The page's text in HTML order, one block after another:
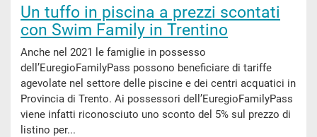
Un tuffo in piscina a prezzi scontati
con Swim Family in Trentino
Anche nel 2021 le famiglie in possesso
dell’EuregioFamilyPass possono beneficiare di tariffe
agevolate nel settore delle piscine e dei centri acquatici in
Provincia di Trento. Ai possessori dell’EuregioFamilyPass
viene infatti riconosciuto uno sconto del 5% sul prezzo di
listino per...